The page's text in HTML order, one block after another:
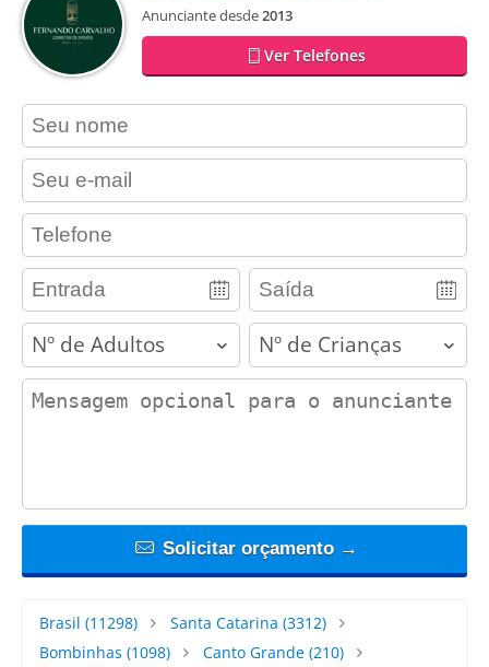
Anunciante desde2013
Ver Telefones
contact_name
contact_email
contact_phone
adults children
contact_message
Solicitar orçamento →
Brasil (11298) Santa Catarina (3312)
Bombinhas (1098) Canto Grande(210)